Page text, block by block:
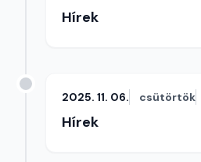
Hírek
2025. 11. 06. csütörtök
Hírek